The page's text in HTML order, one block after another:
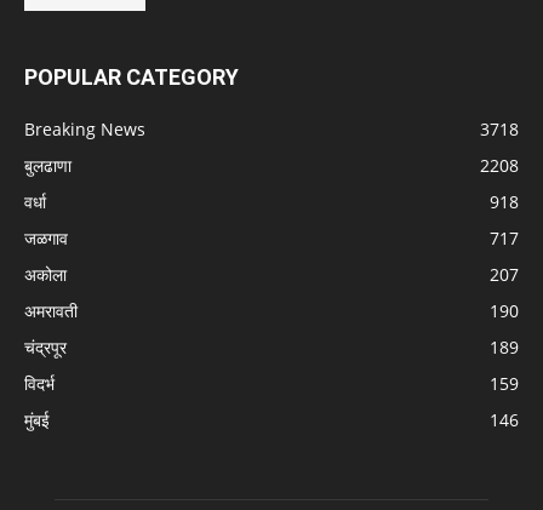
POPULAR CATEGORY
Breaking News
3718
बुलढाणा
2208
वर्धा
918
जळगाव
717
अकोला
207
अमरावती
190
चंद्रपूर
189
विदर्भ
159
मुंबई
146